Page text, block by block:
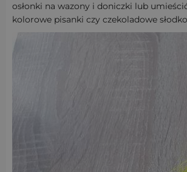
osłonki na wazony i doniczki lub
kolorowe pisanki czy czekoladowe